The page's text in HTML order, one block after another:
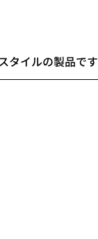
タイルの製品です